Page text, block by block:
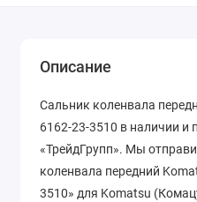
Описание
Сальник коленвала
6162-23-3510 в наличии и
«ТрейдГрупп». Мы
коленвала передний
3510» для Komatsu